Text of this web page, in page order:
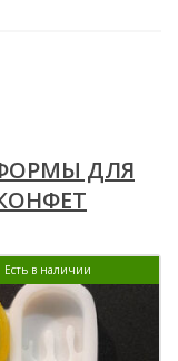
ДЛЯ
Есть в наличии